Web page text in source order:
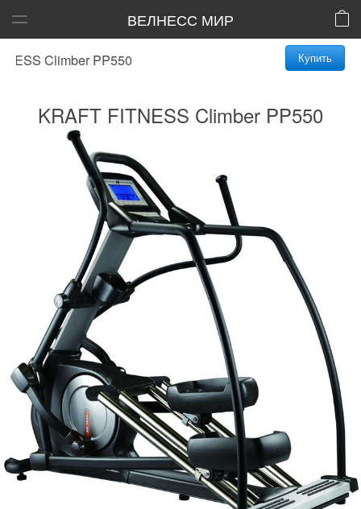
ВЕЛНЕСС МИР
Climber PP550 Купить
KRAFT FITNESS Climber PP550